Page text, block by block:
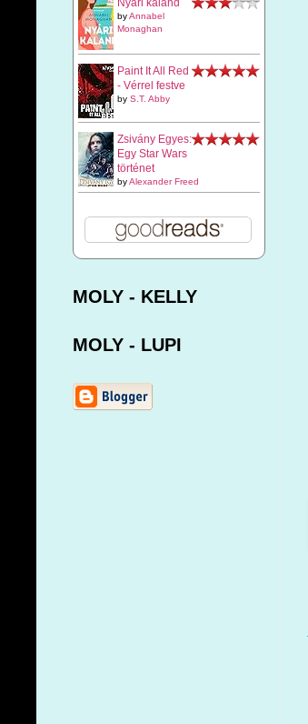
Nyári kaland
byAnnabel
Monaghan
Paint It All Red
- Vérrel festve
by S.T. Abby
Zsivány Egyes:
Egy Star Wars
történet
byAlexander Freed
MOLY - KELLY
MOLY - LUPI